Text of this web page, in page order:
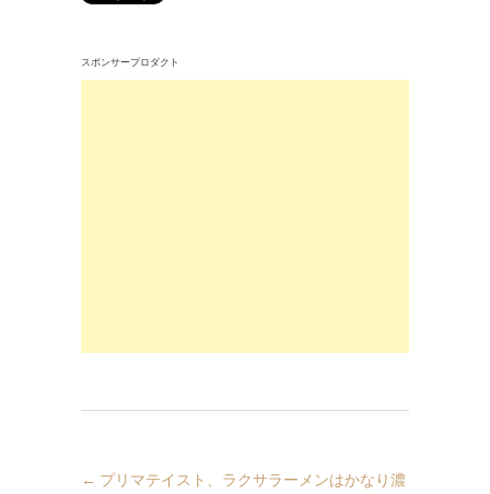
スポンサープロダクト
← プリマテイスト、ラクサラーメンはかなり濃